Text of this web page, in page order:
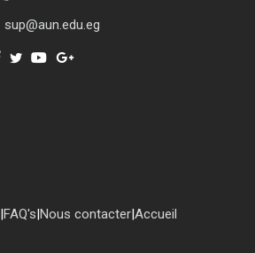
sup@aun.edu.eg
Accueil
|
Nous contacter
|
FAQ's
|